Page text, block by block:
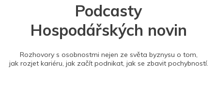
Podcasty
Hospodářských novin
Rozhovory s osobnostmi nejen ze světa byznysu o tom,
jak rozjet kariéru, jak začít podnikat, jak se zbavit pochybností.